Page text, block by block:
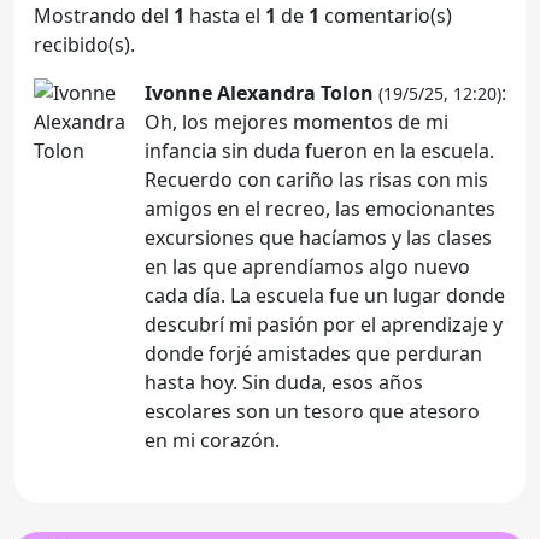
Mostrando del 1 hasta el 1 de 1 comentario(s)
recibido(s).
Ivonne Alexandra Tolon (19/5/25, 12:20):
Oh, los mejores momentos de mi
infancia sin duda fueron en la escuela.
Recuerdo con cariño las risas con mis
amigos en el recreo, las emocionantes
excursiones que hacíamos y las clases
en las que aprendíamos algo nuevo
cada día. La escuela fue un lugar donde
descubrí mi pasión por el aprendizaje y
donde forjé amistades que perduran
hasta hoy. Sin duda, esos años
escolares son un tesoro que atesoro
en mi corazón.